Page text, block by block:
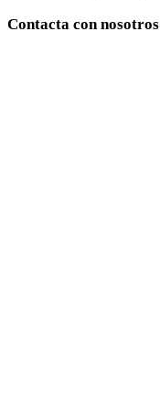
Contacta con nosotros